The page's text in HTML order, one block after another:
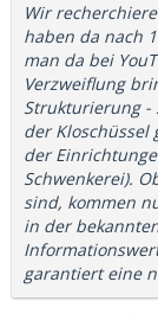
Wir
haben da nach
man da bei
Verzweiflung
Strukturierung -
der Kloschüssel
der
Schwenkerei).
sind, kommen
in der
garantiert eine